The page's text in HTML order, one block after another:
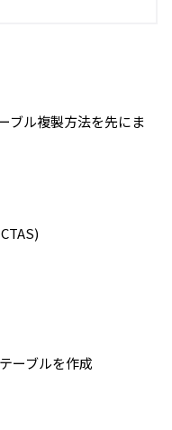
ブル複製方法を先にま
ーブルを作成